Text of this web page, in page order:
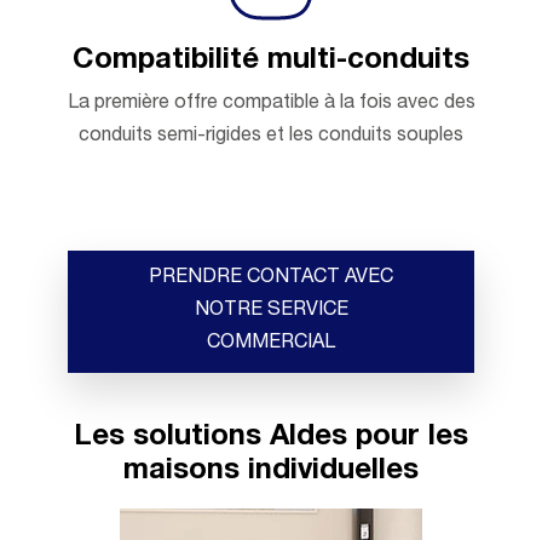
Compatibilité multi-conduits
La première offre compatible à la fois avec des
conduits semi-rigides et les conduits souples
PRENDRE CONTACT AVEC
NOTRE SERVICE
COMMERCIAL
Les solutions Aldes pour les
maisons individuelles